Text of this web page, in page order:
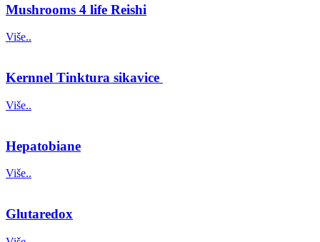
Mushrooms 4 life Reishi
Više..
Kernnel Tinktura sikavice
Više..
Hepatobiane
Više..
Glutaredox